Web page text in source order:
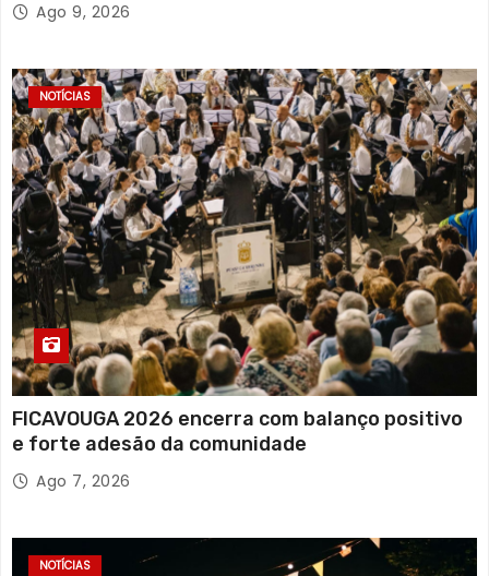
Ago 9, 2026
NOTÍCIAS
FICAVOUGA 2026 encerra com balanço positivo
e forte adesão da comunidade
Ago 7, 2026
NOTÍCIAS